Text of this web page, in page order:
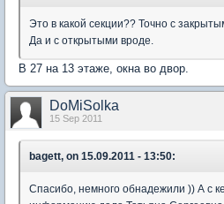
Это в какой секции?? Точно с
Да и с открытыми вроде.
В 27 на 13 этаже, окна во двор.
DoMiSolka
15 Sep 2011
bagett, on 15.09.2011 - 13:50:
Спасибо, немного обнадежили )) А с